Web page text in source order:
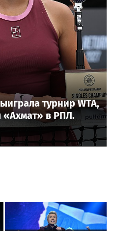
турнир WTA,
«Ахмат» в РПЛ.